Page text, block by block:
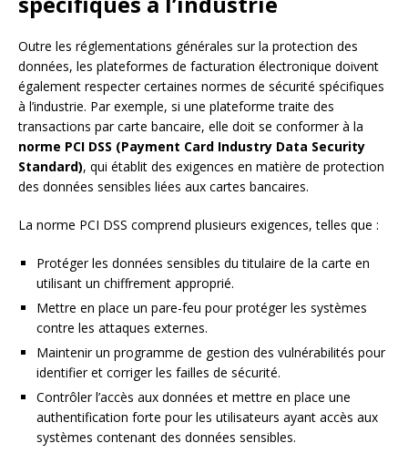
Outre les réglementations générales sur la protection des
données, les plateformes de facturation électronique doivent
également respecter certaines normes de sécurité spécifiques
à l’industrie. Par exemple, si une plateforme traite des
transactions par carte bancaire, elle doit se conformer à la
norme PCI DSS (Payment Card Industry Data Security
Standard), qui établit des exigences en matière de protection
des données sensibles liées aux cartes bancaires.
La norme PCI DSS comprend plusieurs exigences, telles que :
Protéger les données sensibles du titulaire de la carte en
utilisant un chiffrement approprié.
Mettre en place un pare-feu pour protéger les systèmes
contre les attaques externes.
Maintenir un programme de gestion des vulnérabilités pour
identifier et corriger les failles de sécurité.
Contrôler l’accès aux données et mettre en place une
authentification forte pour les utilisateurs ayant accès aux
systèmes contenant des données sensibles.